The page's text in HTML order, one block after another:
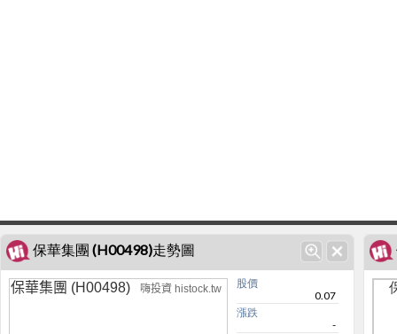
保華集團 (H00498)走勢圖
保華集團 (H00498) 嗨投資 histock.tw
股價
0.07
漲跌
-